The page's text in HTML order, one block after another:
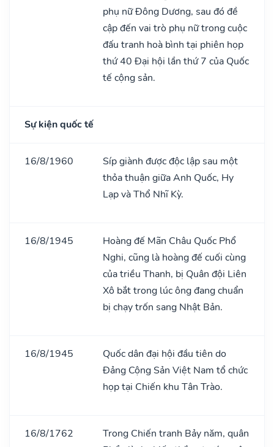
phụ nữ Đông Dương, sau đó đề
cập đến vai trò phụ nữ trong cuộc
đấu tranh hoà bình tại phiên họp
thứ 40 Đại hội lần thứ 7 của Quốc
tế cộng sản.
Sự kiện quốc tế
16/8/1960
Síp giành được độc lập sau một
thỏa thuận giữa Anh Quốc, Hy
Lạp và Thổ Nhĩ Kỳ.
16/8/1945
Hoàng đế Mãn Châu Quốc Phổ
Nghi, cũng là hoàng đế cuối cùng
của triều Thanh, bị Quân đội Liên
Xô bắt trong lúc ông đang chuẩn
bị chạy trốn sang Nhật Bản.
16/8/1945
Quốc dân đại hội đầu tiên do
Đảng Cộng Sản Việt Nam tổ chức
họp tại Chiến khu Tân Trào.
16/8/1762
Trong Chiến tranh Bảy năm, quân